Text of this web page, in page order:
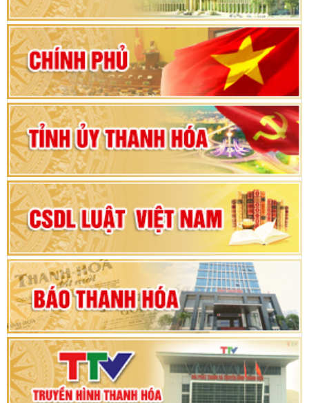
khoá XVI và đại biểu HĐND các cấp nhiệm kỳ
2026-2031
80 năm Quốc hội Việt Nam: vì lợi ích Nhân dân,
vì sự phát triển của đất nước
Bộ Chính trị duyệt nội dung Đại hội đại biểu
Đảng bộ tỉnh Thanh Hóa lần thứ XX, nhiệm kỳ
2025 - 2030
Đại hội đại biểu Đảng bộ xã Yên Thọ lần thứ I,
nhiệm kỳ 2025 – 2030
Đại hội Đảng bộ xã Yên Ninh lần thứ nhất,
nhiệm kỳ 2025 - 2030
Khai mạc Kỳ họp bất thường lần thứ 9, Quốc
hội khóa XV
Phiên thảo luận Kỳ họp thứ 24, HĐND tỉnh
Thanh Hóa khóa XVIII, nhiệm kỳ 2021 - 2026
Bế mạc Kỳ họp thứ hai bốn, Hội đồng nhân dân
tỉnh khoá XVIII